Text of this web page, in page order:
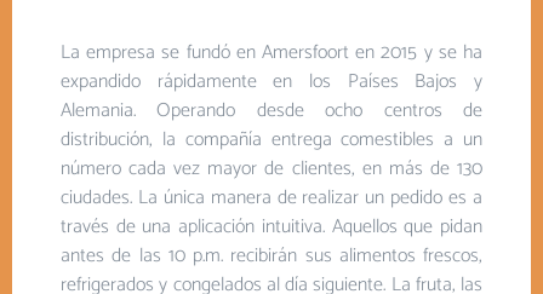
La empresa se fundó en Amersfoort en 2015 y se ha
expandido rápidamente en los Países Bajos y
Alemania. Operando desde ocho centros de
distribución, la compañía entrega comestibles a un
número cada vez mayor de clientes, en más de 130
ciudades. La única manera de realizar un pedido es a
través de una aplicación intuitiva. Aquellos que pidan
antes de las 10 p.m. recibirán sus alimentos frescos,
refrigerados y congelados al día siguiente. La fruta, las